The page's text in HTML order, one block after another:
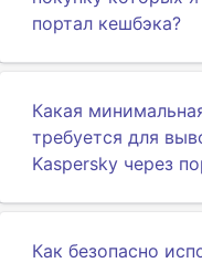
портал кешбэка?
Какая
требуется для
Kaspersky через
Как безопасно